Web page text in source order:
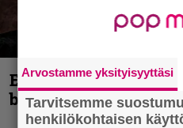
Espoon syyskuu
black metalin
Arvostamme yksityisyyttäsi
Tarvitsemme
henkilökohtaisen